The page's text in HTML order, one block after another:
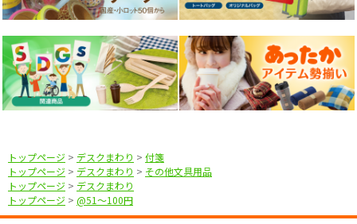
トップページ > デスクまわり > 付箋
トップページ > デスクまわり > その他文具用品
トップページ > デスクまわり
トップページ > @51〜100円